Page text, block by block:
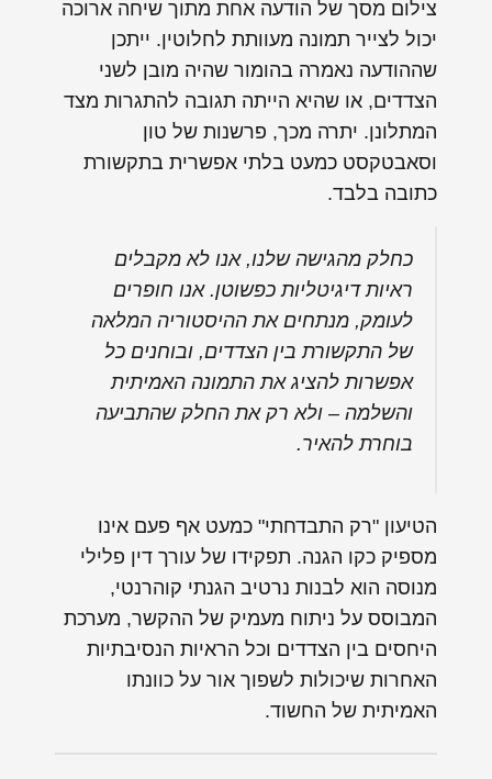
צילום מסך של הודעה אחת מתוך שיחה ארוכה
יכול לצייר תמונה מעוותת לחלוטין. ייתכן
שההודעה נאמרה בהומור שהיה מובן לשני
הצדדים, או שהיא הייתה תגובה להתגרות מצד
המתלונן. יתרה מכך, פרשנות של טון
וסאבטקסט כמעט בלתי אפשרית בתקשורת
כתובה בלבד.
כחלק מהגישה שלנו, אנו לא מקבלים
ראיות דיגיטליות כפשוטן. אנו חופרים
לעומק, מנתחים את ההיסטוריה המלאה
של התקשורת בין הצדדים, ובוחנים כל
אפשרות להציג את התמונה האמיתית
והשלמה – ולא רק את החלק שהתביעה
בוחרת להאיר.
הטיעון "רק התבדחתי" כמעט אף פעם אינו
מספיק כקו הגנה. תפקידו של עורך דין פלילי
מנוסה הוא לבנות נרטיב הגנתי קוהרנטי,
המבוסס על ניתוח מעמיק של ההקשר, מערכת
היחסים בין הצדדים וכל הראיות הנסיבתיות
האחרות שיכולות לשפוך אור על כוונתו
האמיתית של החשוד.